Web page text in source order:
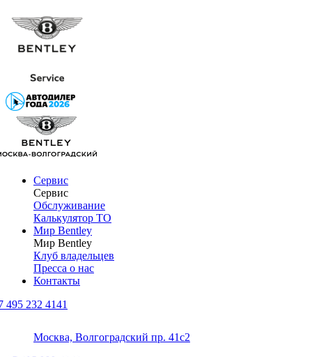
Сервис
Сервис
Обслуживание
Калькулятор ТО
Мир Bentley
Мир Bentley
Клуб владельцев
Пресса о нас
Контакты
495 232 4141
Москва, Волгоградский пр. 41с2